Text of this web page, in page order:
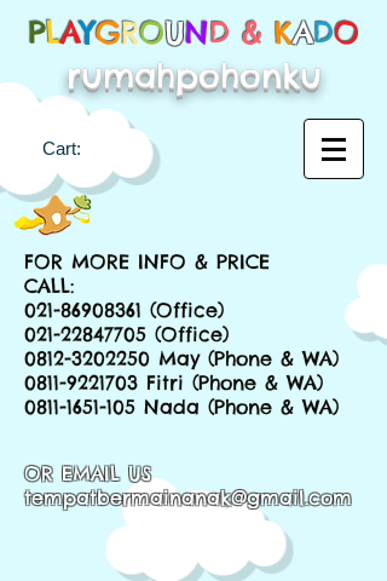
PLAYGROUND & KADO
rumahpohonku
Cart:
FOR MORE INFO & PRICE
CALL:
021-86908361 (Office)
021-22847705 (Office)
0812-3202250 May (Phone & WA)
0811-9221703 Fitri (Phone & WA)
0811-1651-105 Nada (Phone & WA)
OR EMAIL US
tempatbermainanak@gmail.com